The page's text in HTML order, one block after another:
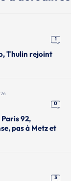
1
Thulin rejoint
0
92,
pas à Metz et
3